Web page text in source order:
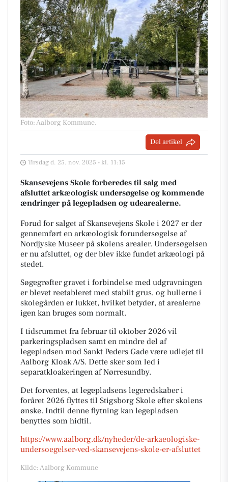
Foto: Aalborg Kommune.
Del artikel
Tirsdag d. 25. nov. 2025 - kl. 11:15
Skansevejens Skole forberedes til salg med
afsluttet arkæologisk undersøgelse og kommende
ændringer på legepladsen og udearealerne.
Forud for salget af Skansevejens Skole i 2027 er der
gennemført en arkæologisk forundersøgelse af
Nordjyske Museer på skolens arealer. Undersøgelsen
er nu afsluttet, og der blev ikke fundet arkæologi på
stedet.
Søgegrøfter gravet i forbindelse med udgravningen
er blevet reetableret med stabilt grus, og hullerne i
skolegården er lukket, hvilket betyder, at arealerne
igen kan bruges som normalt.
I tidsrummet fra februar til oktober 2026 vil
parkeringspladsen samt en mindre del af
legepladsen mod Sankt Peders Gade være udlejet til
Aalborg Kloak A/S. Dette sker som led i
separatkloakeringen af Nørresundby.
Det forventes, at legepladsens legeredskaber i
foråret 2026 flyttes til Stigsborg Skole efter skolens
ønske. Indtil denne flytning kan legepladsen
benyttes som hidtil.
https://www.aalborg.dk/nyheder/de-arkaeologiske-
undersoegelser-ved-skansevejens-skole-er-afsluttet
Kilde: Aalborg Kommune